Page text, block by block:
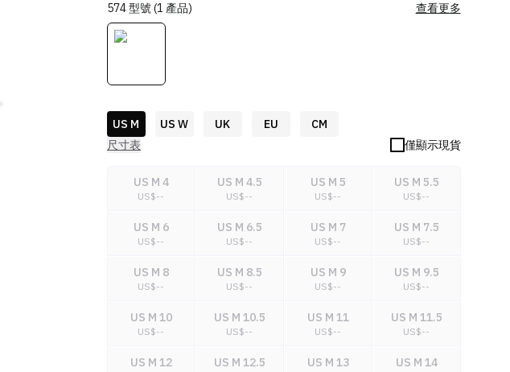
574型號(1 產品) 查看更多
US M US W UK EU
CM
尺寸表
僅顯示現貨
US M 4
US$--
US M 4.5
US$--
US M 5
US$--
US M 5.5
US$--
US M 6
US$--
US M 6.5
US$--
US M 7
US$--
US M 7.5
US$--
US M 8
US$--
US M 8.5
US$--
US M 9
US$--
US M 9.5
US$--
US M 10
US$--
US M 10.5
US$--
US M 11
US$--
US M 11.5
US$--
US M 12 US M 12.5 US M 13 US M 14